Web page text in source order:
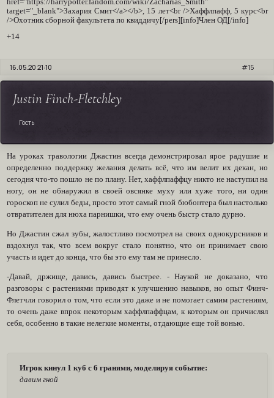
target="_blank">Захария Смит</a></b>, 15 лет<br />Хаффлпафф, 5 курс<br
/>Охотник сборной факультета по квиддичу[/pers][info]Член ОД[/info]
+14
15
16.05.20 21:10
Justin Finch-Fletchley
Гость
На уроках травологии Джастин всегда демонстрировал ярое радушие и
определенно поддержку желания делать всё, что им велит их декан, но
сегодня что-то пошло не по плану. Нет, хаффлпаффцу никто не наступил на
ногу, он не обнаружил в своей овсянке муху или хуже того, ни один
гороскоп не сулил беды, просто этот самый гной бюбонтера был настолько
отвратителен для нюха парнишки, что ему очень быстр стало дурно.
Но Джастин сжал зубы, жалостливо посмотрел на своих однокурсников и
вздохнул так, что всем вокруг стало понятно, что он принимает свою
участь и идет до конца, что бы это ему там не принесло.
-Давай, држище, давись, давись быстрее. - Наукой не доказано, что
разговоры с растениями приводят к улучшению навыков, но опыт Финч-
Флетчли говорил о том, что если это даже и не помогает самим растениям,
то очень даже впрок некоторым хаффлпаффцам, к которым он причислял
себя, особенно в такие нелегкие моменты, отдающие еще той вонью.
Игрок кинул 1 куб с 6 гранями, моделируя событие:
давим гной